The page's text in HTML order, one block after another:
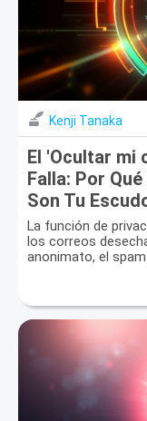
Kenji Tanaka
El 'Ocultar mi
Falla: Por
Son Tu
La función de
los correos
anonimato, el